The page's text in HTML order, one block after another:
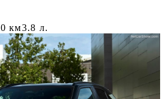
км3.8 л.